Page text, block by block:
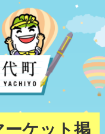
ーケット掲